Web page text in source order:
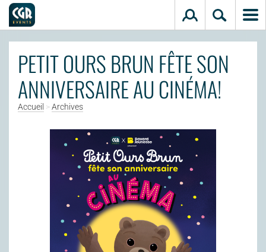
PETIT OURS BRUN FÊTE SON
ANNIVERSAIRE AU CINÉMA!
Accueil >Archives